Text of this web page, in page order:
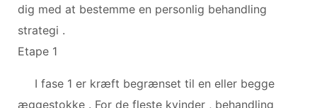
dig med at bestemme en personlig behandling
strategi .
Etape 1
I fase 1 er kræft begrænset til en eller begge
æggestokke . For de fleste kvinder , behandling